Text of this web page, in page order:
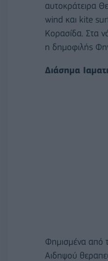
αυτοκράτειρα
wind και kite
Κορασίδα. Στα
η δημοφιλής
Διάσημα
Φημισμένα από
Αιδηψού